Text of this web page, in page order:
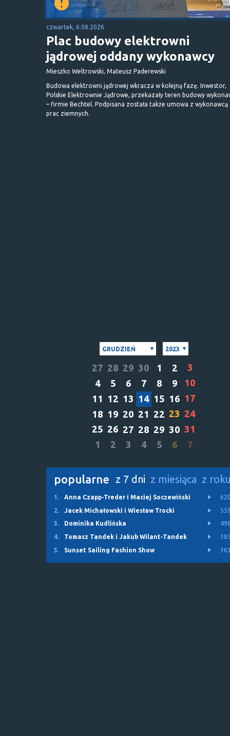
czwartek, 6.08.2026
Plac budowy elektrowni
jądrowej oddany wykonawcy
Mieszko Weltrowski, Mateusz Paderewski
Budowa elektrowni jądrowej wkracza w kolejną fazę. Inwestor,
Polskie Elektrownie Jądrowe, przekazały teren budowy
– firmie Bechtel. Podpisana została także umowa z wykonawcą
prac ziemnych.
GRUDZIEŃ 2023
27 28 29 30 1 2
3
4
5 6 7 8 9
10
11 12 13 14 15 16 17
18 19 20 21 22 23 24
25 26 27 28 29 30 31
1
2 3 4 5 6 7
popularne z 7 dni z miesiąca z
1. Anna Czapp-Treder i Maciej Soczewiński
2.
Jacek Michałowski i Wiesław Trocki
3.
Dominika Kudlińska
4.
Tomasz Tandek i Jakub Wilant-Tandek
5.
Sunset Sailing Fashion Show